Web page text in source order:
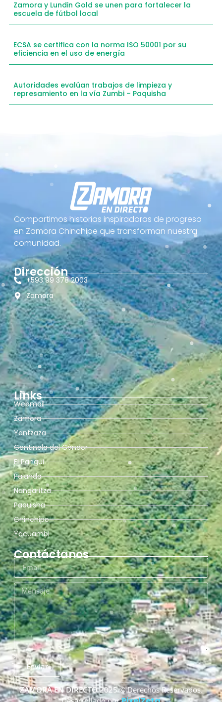
Zamora y Lundin Gold se unen para fortalecer la
escuela de fútbol local
ECSA se certifica con la norma ISO 50001 por su
eficiencia en el uso de energía
Autoridades evalúan trabajos de limpieza y
represamiento en la vía Zumbi – Paquisha
Compartimos historias inspiradoras de progreso
en Zamora Chinchipe que transforman nuestra
comunidad.
Dirección
+593 99 378 2003
Zamora
Links
Webmail
Zamora
Yantzaza
Centinela del Cóndor
El Pangui
Palanda
Nangaritza
Paquisha
Chinchipe
Yacuambi
Contáctanos
Enviar
ZAMORA EN DIRECTO2025 © Derechos Reservados.